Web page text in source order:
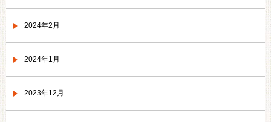
2024年2月
2024年1月
2023年12月